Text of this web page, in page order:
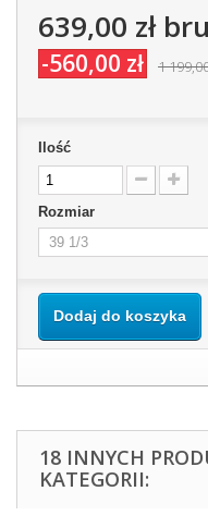
639,00 zł
-560,00 zł 1
Ilość
Rozmiar
Dodaj do koszyka
18 INNYCH
KATEGORII: